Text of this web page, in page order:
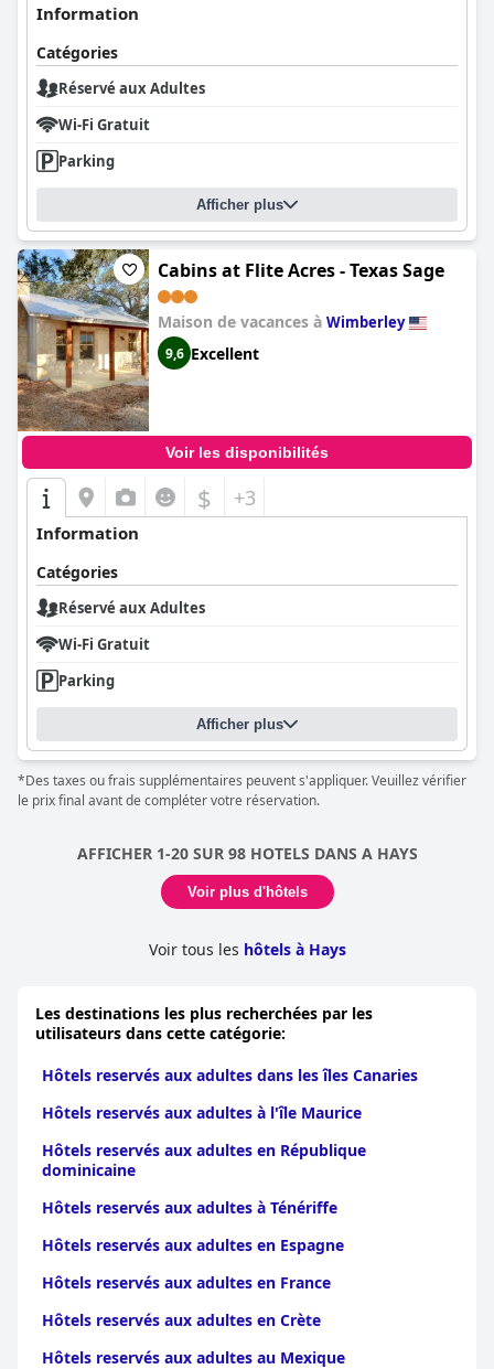
Information
Catégories
Réservé aux Adultes
Wi-Fi Gratuit
Parking
Afficher plus
Cabins at Flite Acres - Texas Sage
Maison de vacances à Wimberley
9,6 Excellent
Voir les disponibilités
$ +3
Information
Catégories
Réservé aux Adultes
Wi-Fi Gratuit
Parking
Afficher plus
*Des taxes ou frais supplémentaires peuvent s'appliquer. Veuillez vérifier
le prix final avant de compléter votre réservation.
AFFICHER 1-20 SUR 98 HOTELS DANS A HAYS
Voir plus d'hôtels
Voir tous les hôtels à Hays
Les destinations les plus recherchées par les
utilisateurs dans cette catégorie:
Hôtels reservés aux adultes dans les îles Canaries
Hôtels reservés aux adultes à l'île Maurice
Hôtels reservés aux adultes en République
dominicaine
Hôtels reservés aux adultes à Ténériffe
Hôtels reservés aux adultes en Espagne
Hôtels reservés aux adultes en France
Hôtels reservés aux adultes en Crète
Hôtels reservés aux adultes au Mexique